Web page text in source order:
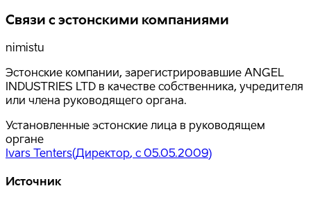
Связи с эстонскими компаниями
nimistu
Эстонские компании, зарегистрировавшие ANGEL
INDUSTRIES LTD в качестве собственника, учредителя
или члена руководящего органа.
Установленные эстонские лица в руководящем
органе
Ivars Tenters(Директор, с 05.05.2009)
Источник